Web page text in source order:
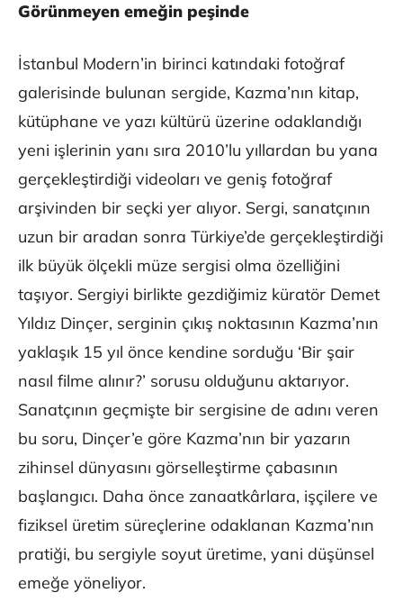
Görünmeyen emeğin peşinde
İstanbul Modern’in birinci katındaki fotoğraf
galerisinde bulunan sergide, Kazma’nın kitap,
kütüphane ve yazı kültürü üzerine odaklandığı
yeni işlerinin yanı sıra 2010’lu yıllardan bu yana
gerçekleştirdiği videoları ve geniş fotoğraf
arşivinden bir seçki yer alıyor. Sergi, sanatçının
uzun bir aradan sonra Türkiye’de gerçekleştirdiği
ilk büyük ölçekli müze sergisi olma özelliğini
taşıyor. Sergiyi birlikte gezdiğimiz küratör Demet
Yıldız Dinçer, serginin çıkış noktasının Kazma’nın
yaklaşık 15 yıl önce kendine sorduğu ‘Bir şair
nasıl filme alınır?’ sorusu olduğunu aktarıyor.
Sanatçının geçmişte bir sergisine de adını veren
bu soru, Dinçer’e göre Kazma’nın bir yazarın
zihinsel dünyasını görselleştirme çabasının
başlangıcı. Daha önce zanaatkârlara, işçilere ve
fiziksel üretim süreçlerine odaklanan Kazma’nın
pratiği, bu sergiyle soyut üretime, yani düşünsel
emeğe yöneliyor.